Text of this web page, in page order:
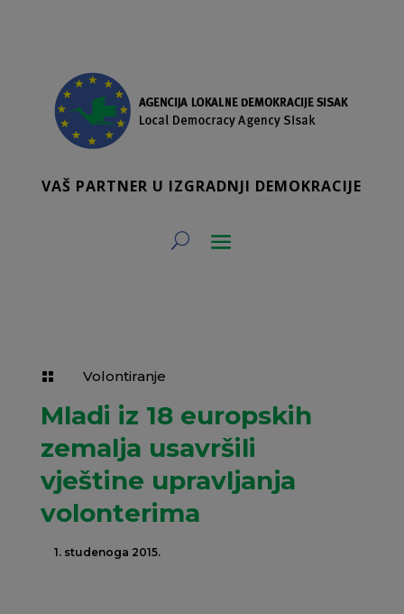
VAŠ PARTNER U IZGRADNJI DEMOKRACIJE
 Volontiranje
Mladi iz 18 europskih
zemalja usavršili
vještine upravljanja
volonterima
1. studenoga 2015.